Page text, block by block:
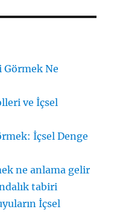
Görmek Ne
ve İçsel
İçsel Denge
ne anlama gelir
tabiri
İçsel